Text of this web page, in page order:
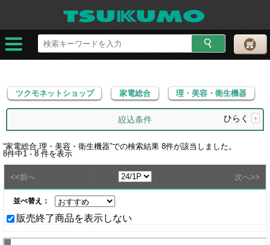
ツクモネットショップ 家電総合 理・美容・衛生機器
ツクモネットショップ 家電総合 理・美容・衛生機器
絞込条件 ひらく +
“家電総合,理・美容・衛生機器”での検索結果 8件が該当しました。
8件中1 - 8 件を表示
<<前へ 次へ>>
並べ替え：
販売終了商品を表示しない